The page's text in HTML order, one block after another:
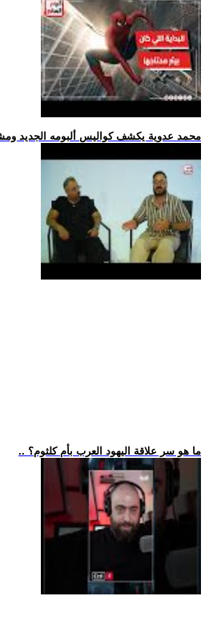
.. محمد عدوية يكشف كواليس ألبومه الجديد
.. ما هو سر علاقة اليهود العرب بأم كلثوم؟